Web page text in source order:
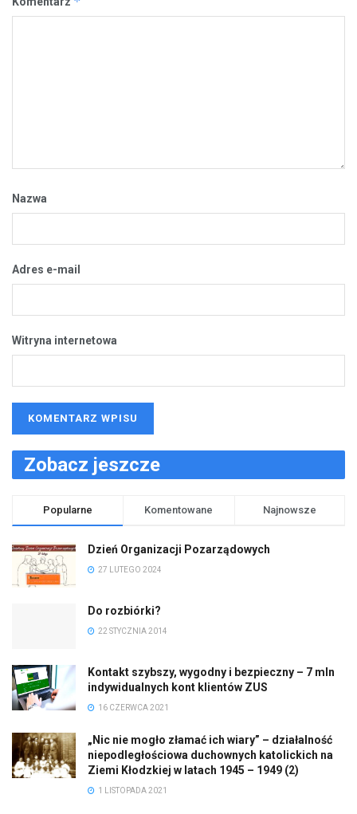
Nazwa
Adres e-mail
Witryna internetowa
Zobacz jeszcze
Popularne Komentowane Najnowsze
Dzień Organizacji Pozarządowych
27 LUTEGO 2024
Do rozbiórki?
22 STYCZNIA 2014
Kontakt szybszy, wygodny i bezpieczny – 7 mln
indywidualnych kont klientów ZUS
16 CZERWCA 2021
„Nic nie mogło złamać ich wiary” – działalność
niepodległościowa duchownych katolickich na
Ziemi Kłodzkiej w latach 1945 – 1949 (2)
1 LISTOPADA 2021